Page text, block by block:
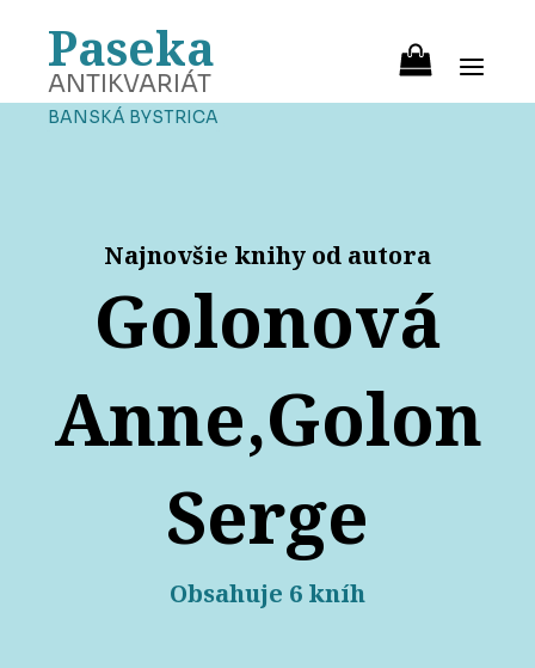
Paseka
ANTIKVARIÁT
BANSKÁ BYSTRICA
Najnovšie knihy od autora
Golonová
Anne,Golon
Serge
Obsahuje 6 kníh